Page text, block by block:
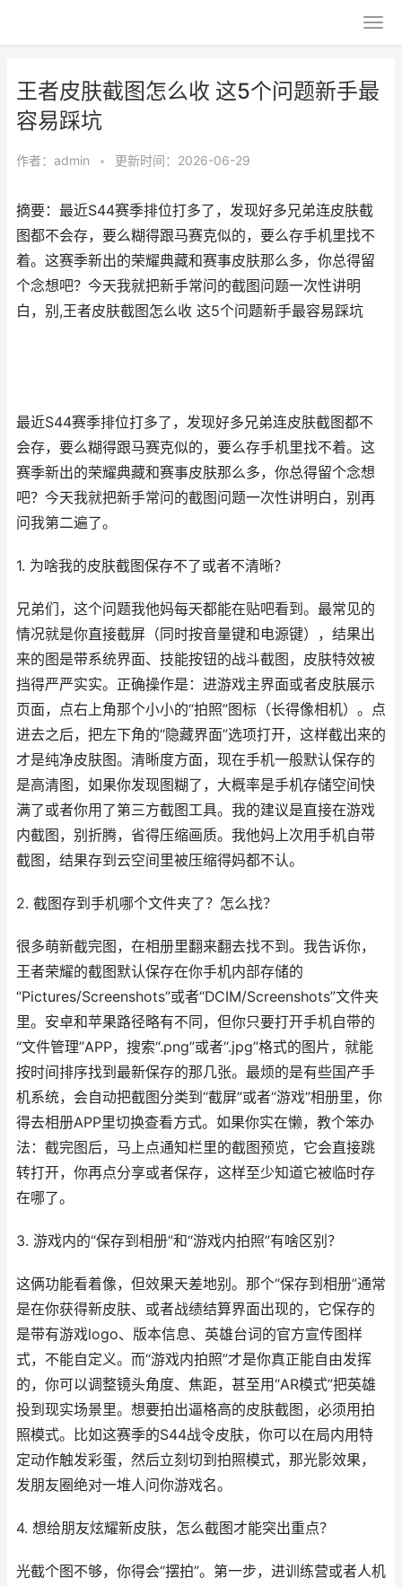
王者皮肤截图怎么收 这5个问题新手最
容易踩坑
作者： admin • 更新时间：2026-06-29
摘要：最近S44赛季排位打多了，发现好多兄弟连皮肤截
图都不会存，要么糊得跟马赛克似的，要么存手机里找不
着。这赛季新出的荣耀典藏和赛事皮肤那么多，你总得留
个念想吧？今天我就把新手常问的截图问题一次性讲明
白，别,王者皮肤截图怎么收 这5个问题新手最容易踩坑
最近S44赛季排位打多了，发现好多兄弟连皮肤截图都不
会存，要么糊得跟马赛克似的，要么存手机里找不着。这
赛季新出的荣耀典藏和赛事皮肤那么多，你总得留个念想
吧？今天我就把新手常问的截图问题一次性讲明白，别再
问我第二遍了。
1. 为啥我的皮肤截图保存不了或者不清晰？
兄弟们，这个问题我他妈每天都能在贴吧看到。最常见的
情况就是你直接截屏（同时按音量键和电源键），结果出
来的图是带系统界面、技能按钮的战斗截图，皮肤特效被
挡得严严实实。正确操作是：进游戏主界面或者皮肤展示
页面，点右上角那个小小的“拍照”图标（长得像相机）。点
进去之后，把左下角的“隐藏界面”选项打开，这样截出来的
才是纯净皮肤图。清晰度方面，现在手机一般默认保存的
是高清图，如果你发现图糊了，大概率是手机存储空间快
满了或者你用了第三方截图工具。我的建议是直接在游戏
内截图，别折腾，省得压缩画质。我他妈上次用手机自带
截图，结果存到云空间里被压缩得妈都不认。
2. 截图存到手机哪个文件夹了？怎么找？
很多萌新截完图，在相册里翻来翻去找不到。我告诉你，
王者荣耀的截图默认保存在你手机内部存储的
“Pictures/Screenshots”或者“DCIM/Screenshots”文件夹
里。安卓和苹果路径略有不同，但你只要打开手机自带的
“文件管理”APP，搜索“.png”或者“.jpg”格式的图片，就能
按时间排序找到最新保存的那几张。最烦的是有些国产手
机系统，会自动把截图分类到“截屏”或者“游戏”相册里，你
得去相册APP里切换查看方式。如果你实在懒，教个笨办
法：截完图后，马上点通知栏里的截图预览，它会直接跳
转打开，你再点分享或者保存，这样至少知道它被临时存
在哪了。
3. 游戏内的“保存到相册”和“游戏内拍照”有啥区别？
这俩功能看着像，但效果天差地别。那个“保存到相册”通常
是在你获得新皮肤、或者战绩结算界面出现的，它保存的
是带有游戏logo、版本信息、英雄台词的官方宣传图样
式，不能自定义。而“游戏内拍照”才是你真正能自由发挥
的，你可以调整镜头角度、焦距，甚至用“AR模式”把英雄
投到现实场景里。想要拍出逼格高的皮肤截图，必须用拍
照模式。比如这赛季的S44战令皮肤，你可以在局内用特
定动作触发彩蛋，然后立刻切到拍照模式，那光影效果，
发朋友圈绝对一堆人问你游戏名。
4. 想给朋友炫耀新皮肤，怎么截图才能突出重点？
光截个图不够，你得会“摆拍”。第一步，进训练营或者人机